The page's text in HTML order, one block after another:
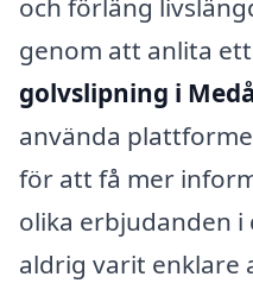
och förläng
genom att anlita
golvslipning i
använda
för att få mer
olika erbjudanden
aldrig varit enklare